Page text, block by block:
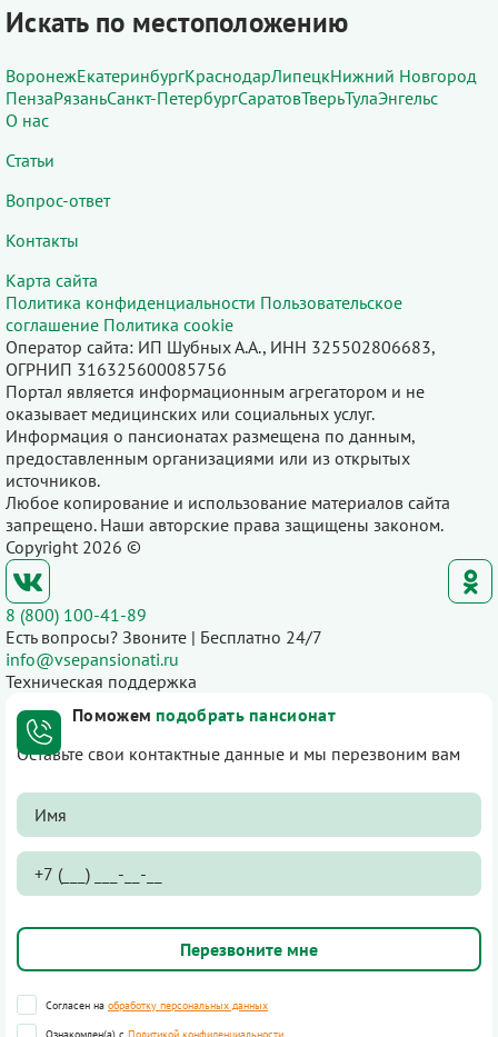
Искать по местоположению
ВоронежЕкатеринбургКраснодарЛипецкНижний Новгород
ПензаРязаньСанкт-ПетербургСаратовТверьТулаЭнгельс
О нас
Статьи
Вопрос-ответ
Контакты
Карта сайта
Политика конфиденциальности Пользовательское
соглашение Политика cookie
Оператор сайта: ИП Шубных А.А., ИНН 325502806683,
ОГРНИП 316325600085756
Портал является информационным агрегатором и не
оказывает медицинских или социальных услуг.
Информация о пансионатах размещена по данным,
предоставленным организациями или из открытых
источников.
Любое копирование и использование материалов сайта
запрещено. Наши авторские права защищены законом.
Copyright 2026 ©
8 (800) 100-41-89
Есть вопросы? Звоните | Бесплатно 24/7
info@vsepansionati.ru
Техническая поддержка
Поможем подобрать пансионат
Оставьте свои контактные данные и мы перезвоним вам
Согласен на обработку персональных данных